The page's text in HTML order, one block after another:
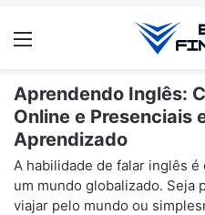
Menu
Aprendendo Inglês:
Online e Presenciais
Aprendizado
A habilidade de falar inglês é
um mundo globalizado. Seja
viajar pelo mundo ou